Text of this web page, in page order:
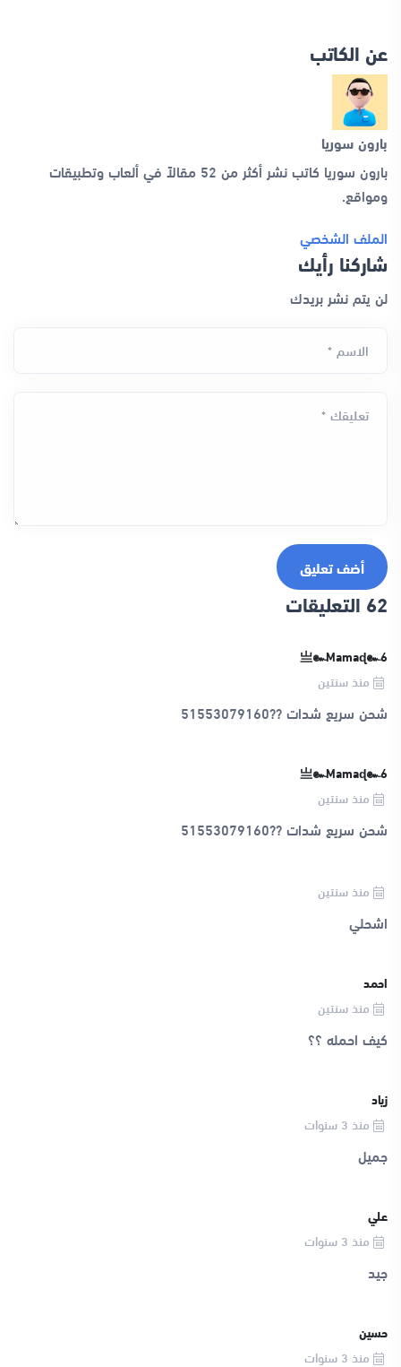
عن الكاتب
بارون سوريا
بارون سوريا كاتب نشر أكثر من 52 مقالاً في ألعاب وتطبيقات
ومواقع.
الملف الشخصي
شاركنا رأيك
لن يتم نشر بريدك
الاسم *
تعليقك *
أضف تعليق
62 التعليقات
亗๛Mamaɖ๛6
منذ سنتين
شحن سريع شدات ??51553079160
亗๛Mamaɖ๛6
منذ سنتين
شحن سريع شدات ??51553079160
منذ سنتين
اشحلي
احمد
منذ سنتين
كيف احمله ؟؟
زياد
منذ 3 سنوات
جميل
علي
منذ 3 سنوات
جيد
حسين
منذ 3 سنوات